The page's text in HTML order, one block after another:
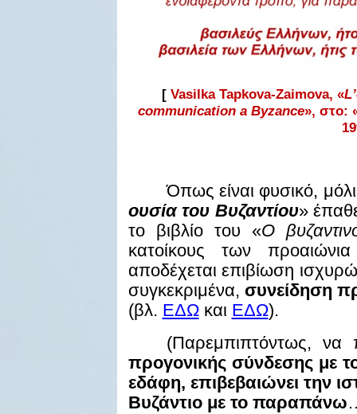
[ Vasilka Tapkova-Zaimova, «L’
communication a Byzance», στο:
Όπως είναι φυσικό,
ουσία του Βυζαντίου»
το βιβλίο του «Ο
κατοίκους των
αποδέχεται επιβίωση
συγκεκριμένα, συνείδηση
(βλ. ΕΔΩκαι ΕΔΩ).
(Παρεμπιπτόντως, να
προγονικής σύνδεσης με
εδάφη, επιβεβαιώνει την
Βυζάντιο με το παραπάνω